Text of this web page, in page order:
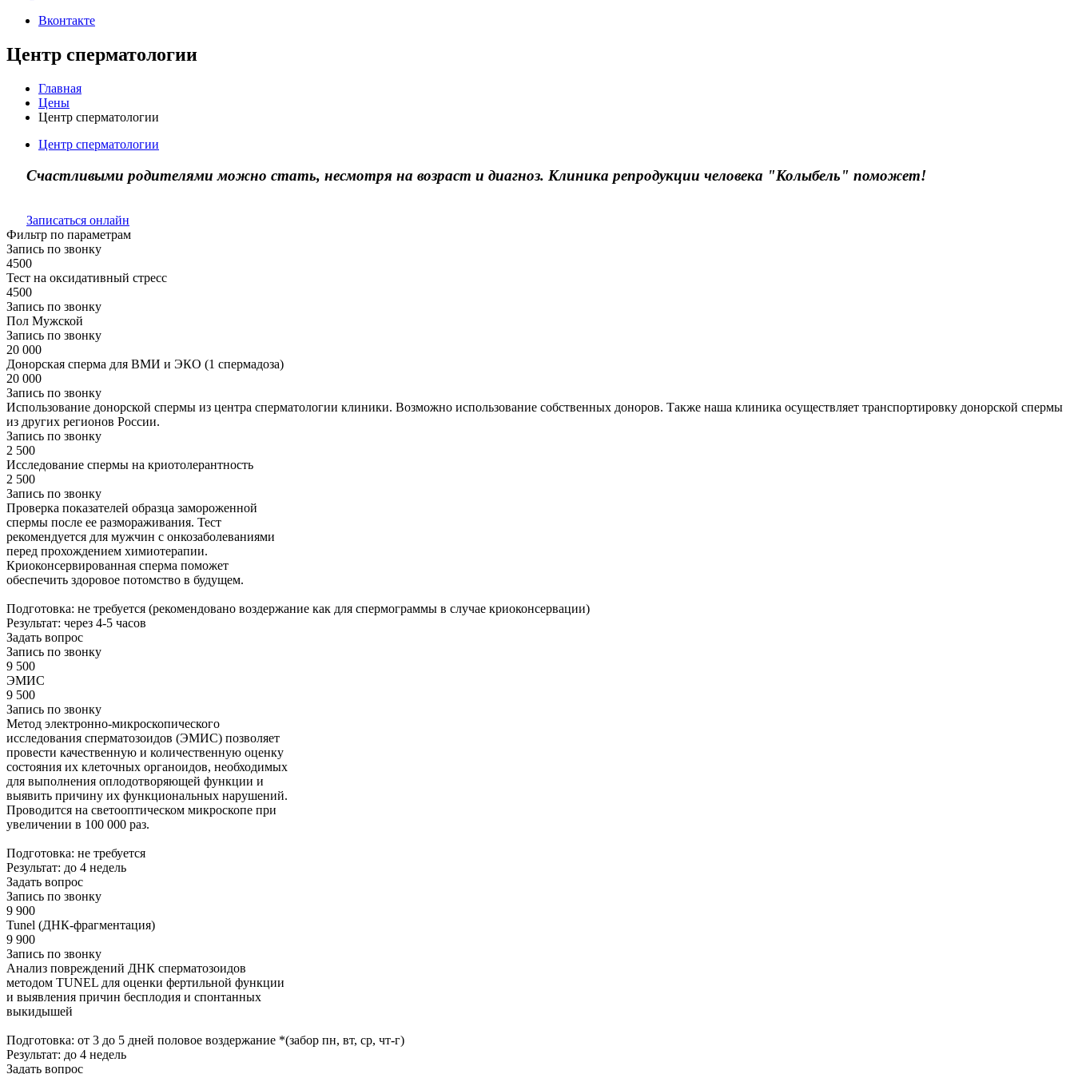
Вконтакте
Центр сперматологии
Главная
Цены
Центр сперматологии
Центр сперматологии
Счастливыми родителями можно стать, несмотря на возраст и диагноз. Клиника репродукции человека "Колыбель" поможет!
Записаться онлайн
Фильтр по параметрам
Запись по звонку
4500
Тест на оксидативный стресс
4500
Запись по звонку
Пол Мужской
Запись по звонку
20 000
Донорская сперма для ВМИ и ЭКО (1 спермадоза)
20 000
Запись по звонку
Использование донорской спермы из центра сперматологии клиники. Возможно использование собственных доноров. Также наша клиника осуществляет транспортировку донорской спермы
из других регионов России.
Запись по звонку
2 500
Исследование спермы на криотолерантность
2 500
Запись по звонку
Проверка показателей образца замороженной
спермы после ее размораживания. Тест
рекомендуется для мужчин с онкозаболеваниями
перед прохождением химиотерапии.
Криоконсервированная сперма поможет
обеспечить здоровое потомство в будущем.
Подготовка: не требуется (рекомендовано воздержание как для спермограммы в случае криоконсервации)
Результат: через 4-5 часов
Задать вопрос
Запись по звонку
9 500
ЭМИС
9 500
Запись по звонку
Метод электронно-микроскопического
исследования сперматозоидов (ЭМИС) позволяет
провести качественную и количественную оценку
состояния их клеточных органоидов, необходимых
для выполнения оплодотворяющей функции и
выявить причину их функциональных нарушений.
Проводится на светооптическом микроскопе при
увеличении в 100 000 раз.
Подготовка: не требуется
Результат: до 4 недель
Задать вопрос
Запись по звонку
9 900
Tunel (ДНК-фрагментация)
9 900
Запись по звонку
Анализ повреждений ДНК сперматозоидов
методом TUNEL для оценки фертильной функции
и выявления причин бесплодия и спонтанных
выкидышей
Подготовка: от 3 до 5 дней половое воздержание *(забор пн, вт, ср, чт-г)
Результат: до 4 недель
Задать вопрос